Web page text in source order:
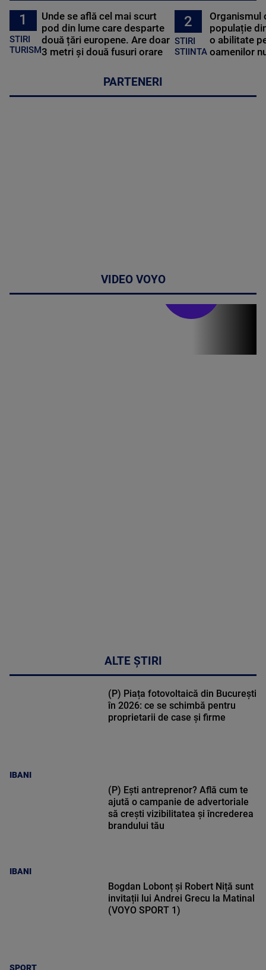
1
STIRI
TURISM
Unde se află cel mai scurt
pod din lume care desparte
două țări europene. Are doar
3 metri și două fusuri orare
2
STIRI
STIINTA
Organismul
populație
o abilitate
oamenilor
PARTENERI
VIDEO VOYO
ALTE ȘTIRI
IBANI
(P) Piața fotovoltaică din București
în 2026: ce se schimbă pentru
proprietarii de case și firme
IBANI
(P) Ești antreprenor? Află cum te
ajută o campanie de advertoriale
să crești vizibilitatea și încrederea
brandului tău
SPORT
Bogdan Lobonț și Robert Niță sunt
invitații lui Andrei Grecu la Matinal
(VOYO SPORT 1)